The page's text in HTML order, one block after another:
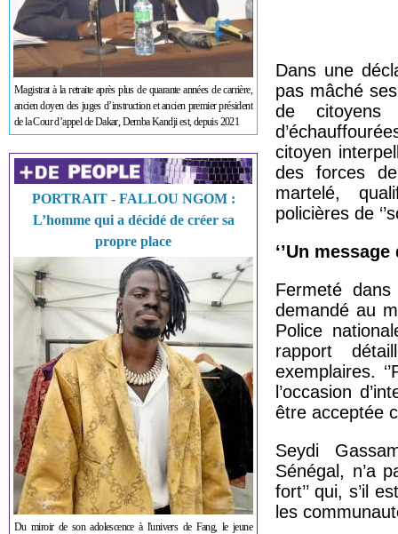
Magistrat à la retraite après plus de quarante années de carrière,
ancien doyen des juges d’instruction et ancien premier président
de la Cour d’appel de Dakar, Demba Kandji est, depuis 2021
PORTRAIT - FALLOU NGOM :
L’homme qui a décidé de créer sa
propre place
Du miroir de son adolescence à l'univers de Fang, le jeune
Dans une
pas mâché
de citoyens
citoyen
des forces
martelé,
policières de
‘’Un
Fermeté
demandé au
Police
rapport
exemplaires.
l’occasion
être acceptée
Seydi
Sénégal, n’a
fort’’ qui, s’il
les